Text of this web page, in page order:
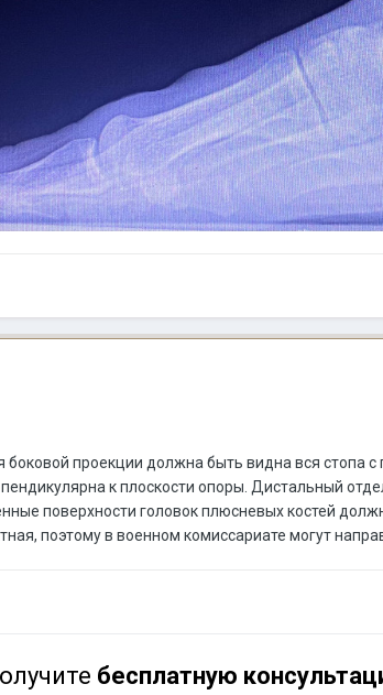
проекции должна быть видна вся стопа
к плоскости опоры. Дистальный
поверхности головок плюсневых костей
поэтому в военном комиссариате могут
бесплатную